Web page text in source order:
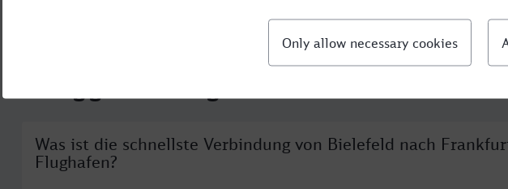
Was ist die schnellste Verbindung von Bielefeld nach
Flughafen?